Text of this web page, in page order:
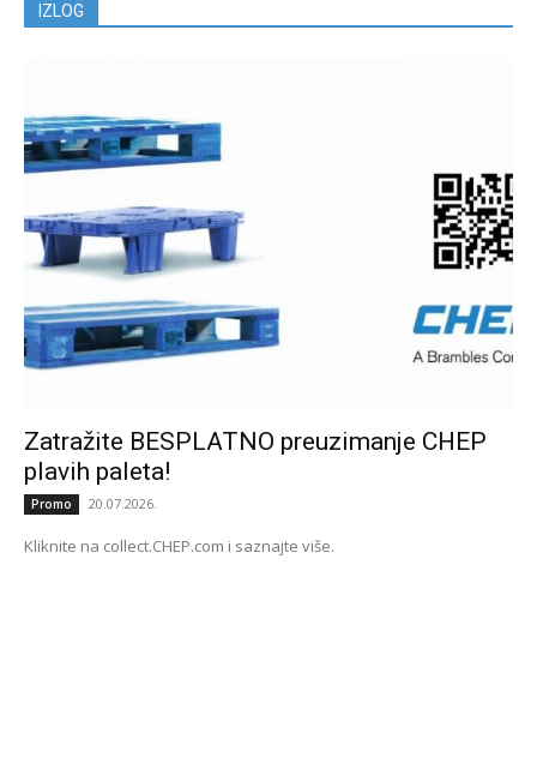
IZLOG
Zatražite BESPLATNO preuzimanje CHEP
plavih paleta!
Promo 20.07.2026.
Kliknite na collect.CHEP.com i saznajte više.